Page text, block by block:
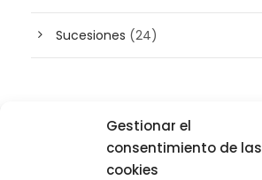
Gestionar el
consentimiento de las
cookies
Sucesiones (24)
Buscador de artículos